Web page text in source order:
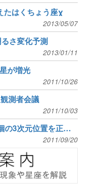
たはくちょう座χ
2013/05/07
さ変化予測
2013/01/11
が増光
2011/10/26
測者会議
2011/10/03
天の川銀河内の変光星600個の3次元位置を正確に決定
2011/09/20